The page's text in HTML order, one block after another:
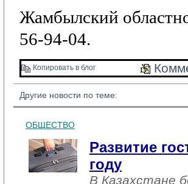
Жамбылский
56-94-04.
Копировать в блог
Другие новости по теме:
ОБЩЕСТВО
Развитие
году
В Казахстане